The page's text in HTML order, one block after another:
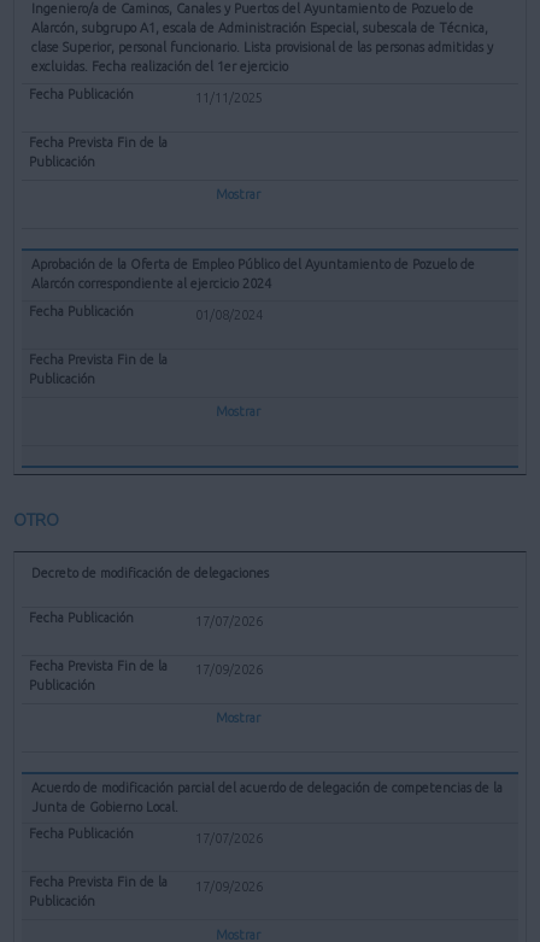
Ingeniero/a de Caminos, Canales y Puertos del Ayuntamiento de Pozuelo de
Alarcón, subgrupo A1, escala de Administración Especial, subescala de Técnica,
clase Superior, personal funcionario. Lista provisional de las personas admitidas y
excluidas. Fecha realización del 1er ejercicio
11/11/2025
Mostrar
Aprobación de la Oferta de Empleo Público del Ayuntamiento de Pozuelo de
Alarcón correspondiente al ejercicio 2024
01/08/2024
Mostrar
OTRO
Decreto de modificación de delegaciones
17/07/2026
17/09/2026
Mostrar
Acuerdo de modificación parcial del acuerdo de delegación de competencias de la
Junta de Gobierno Local.
17/07/2026
17/09/2026
Mostrar